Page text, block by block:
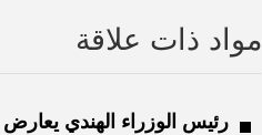
مواد ذات علاقة
رئيس الوزراء الهندي يعارض